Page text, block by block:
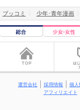
ブッコミ 少年･青年漫画
運営会社 採用情報 個人
アフィリエイト